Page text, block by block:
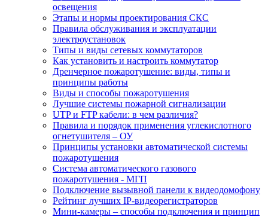
освещения
Этапы и нормы проектирования СКС
Правила обслуживания и эксплуатации
электроустановок
Типы и виды сетевых коммутаторов
Как установить и настроить коммутатор
Дренчерное пожаротушение: виды, типы и
принципы работы
Виды и способы пожаротушения
Лучшие системы пожарной сигнализации
UTP и FTP кабели: в чем различия?
Правила и порядок применения углекислотного
огнетушителя – ОУ
Принципы установки автоматической системы
пожаротушения
Система автоматического газового
пожаротушения - МГП
Подключение вызывной панели к видеодомофону
Рейтинг лучших IP-видеорегистраторов
Мини-камеры – способы подключения и принцип